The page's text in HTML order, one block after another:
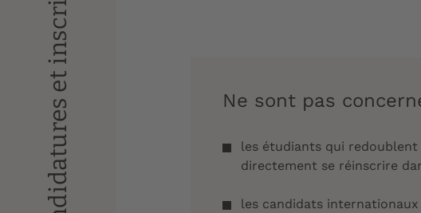
Ne sont pas
les étudiants qui
directement se réinscrire
les candidats